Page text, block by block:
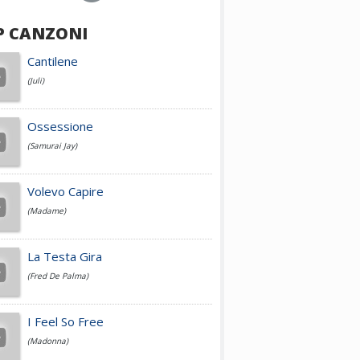
Achille Lauro
Cesare Cremonini
Jovanotti
Fedez
Simone Cristicchi
CANZONI
Cantilene
(Juli)
Ossessione
(Samurai Jay)
Volevo Capire
(Madame)
La Testa Gira
(Fred De Palma)
I Feel So Free
(Madonna)